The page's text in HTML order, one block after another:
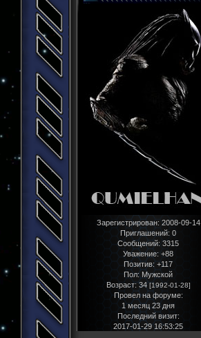
Зарегистрирован: 2008-09-14
Приглашений: 0
Сообщений: 3315
Уважение: +88
Позитив: +117
Пол: Мужской
Возраст: 34 [1992-01-28]
Провел на форуме:
1 месяц 23 дня
Последний визит:
2017-01-29 16:53:25